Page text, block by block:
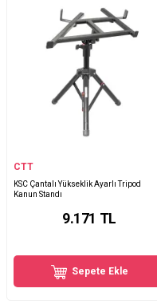
CTT
KSC Çantalı Yükseklik Ayarlı Tripod
Kanun Standı
9.171 TL
Sepete Ekle